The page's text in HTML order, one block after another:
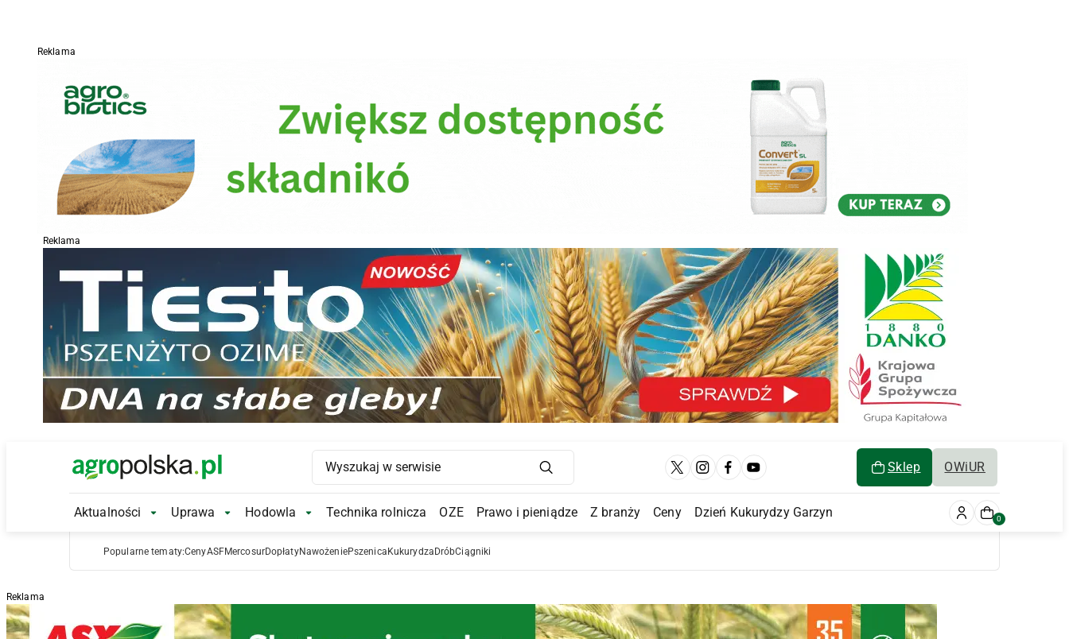
Reklama
Reklama
Main Logo Sklep OWiUR
Main Navigation
Aktualności Aktualności Submenu
Uprawa Uprawa Submenu
Hodowla Hodowla Submenu
Technika rolnicza OZE Prawo i pieniądze Z branży Ceny Dzień Kukurydzy Garzyn 0
Popularne tematy:CenyASFMercosurDopłatyNawożeniePszenica Kukurydza DróbCiągniki
Reklama